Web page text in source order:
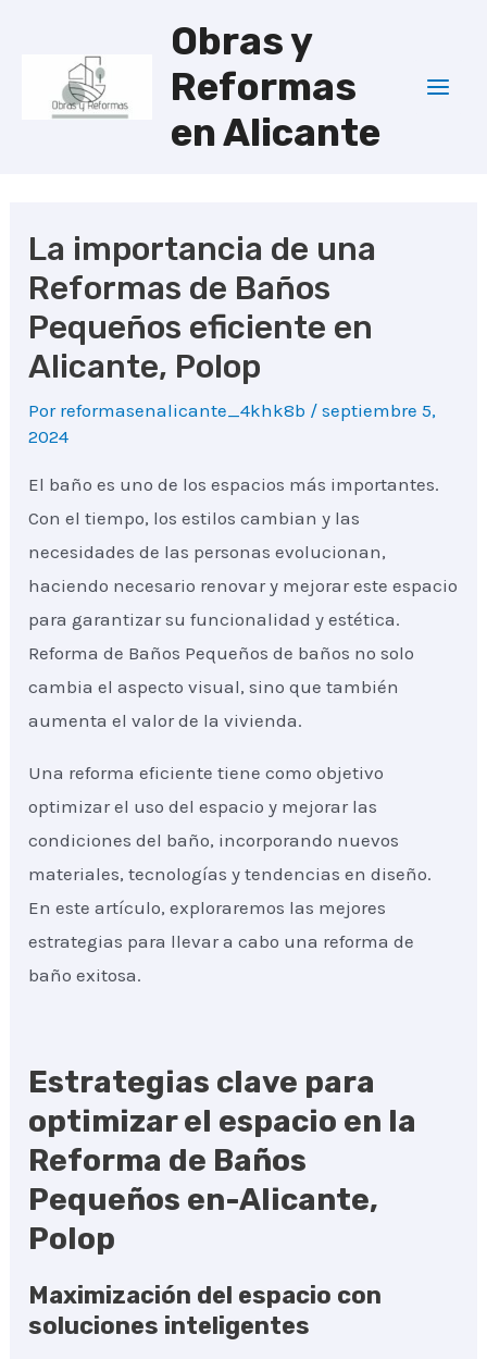
contenido
Obras y
Reformas
en Alicante
La importancia de una
Reformas de Baños
Pequeños eficiente en
Alicante, Polop
Por reformasenalicante_4khk8b /septiembre 5,
2024
El baño es uno de los espacios más importantes.
Con el tiempo, los estilos cambian y las
necesidades de las personas evolucionan,
haciendo necesario renovar y mejorar este espacio
para garantizar su funcionalidad y estética.
Reforma de Baños Pequeños de baños no solo
cambia el aspecto visual, sino que también
aumenta el valor de la vivienda.
Una reforma eficiente tiene como objetivo
optimizar el uso del espacio y mejorar las
condiciones del baño, incorporando nuevos
materiales, tecnologías y tendencias en diseño.
En este artículo, exploraremos las mejores
estrategias para llevar a cabo una reforma de
baño exitosa.
Estrategias clave para
optimizar el espacio en la
Reforma de Baños
Pequeños en-Alicante,
Polop
Maximización del espacio con
soluciones inteligentes